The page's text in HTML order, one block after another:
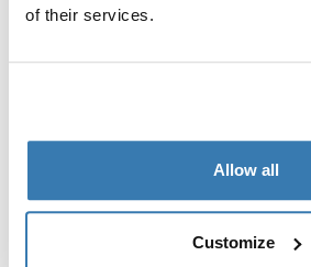
of their services.
Allow all
Customize
Toggle guides and instructions